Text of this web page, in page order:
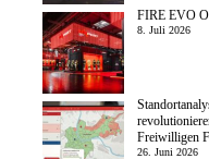
FIRE EVO
8. Juli 2026
Freiwilligen
26. Juni 2026